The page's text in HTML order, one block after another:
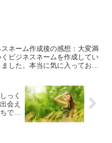
い物でも、自分が納得できるま
てから買うので、飛鳥さんにビ
ーム作成を依頼して良かったで
んです！！（漢字ではなく音）2人
くっついた感じです。本当にび
ました！！気づかずに名前を決
が、この名前に運命を感じてい
ずっと大切にこの名前を使って
スネーム作成後の感想：大変満
くビジネスネームを作成してい
ました。本当に気に入っており
っく
会え
で